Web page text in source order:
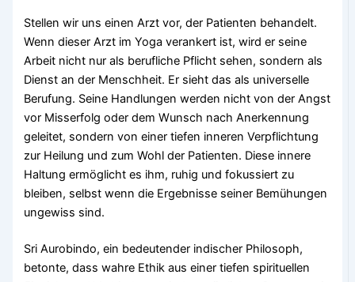
Stellen wir uns einen Arzt vor, der Patienten behandelt.
Wenn dieser Arzt im Yoga verankert ist, wird er seine
Arbeit nicht nur als berufliche Pflicht sehen, sondern als
Dienst an der Menschheit. Er sieht das als universelle
Berufung. Seine Handlungen werden nicht von der Angst
vor Misserfolg oder dem Wunsch nach Anerkennung
geleitet, sondern von einer tiefen inneren Verpflichtung
zur Heilung und zum Wohl der Patienten. Diese innere
Haltung ermöglicht es ihm, ruhig und fokussiert zu
bleiben, selbst wenn die Ergebnisse seiner Bemühungen
ungewiss sind.
Sri Aurobindo, ein bedeutender indischer Philosoph,
betonte, dass wahre Ethik aus einer tiefen spirituellen